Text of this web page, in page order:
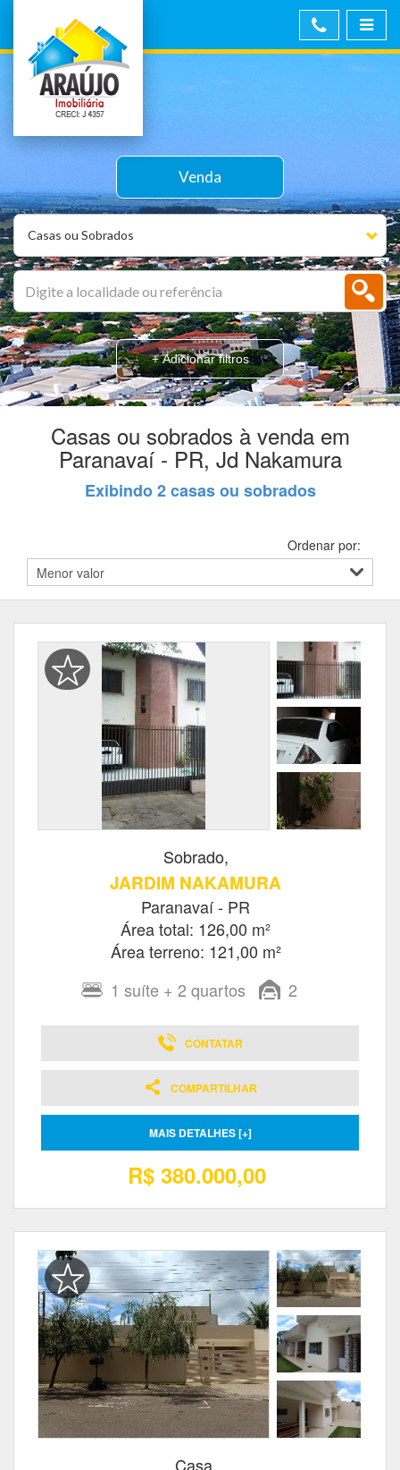
Casas ou Sobrados
Venda
+ Adicionar filtros
Casas ou sobrados à venda em
Paranavaí - PR, Jd Nakamura
Exibindo 2 casas ou sobrados
Ordenar por:
Sobrado,
JARDIM NAKAMURA
Paranavaí - PR
Área total: 126,00 m²
Área terreno: 121,00 m²
1 suíte + 2 quartos 2
CONTATAR
COMPARTILHAR
MAIS DETALHES [+]
R$ 380.000,00
Casa,